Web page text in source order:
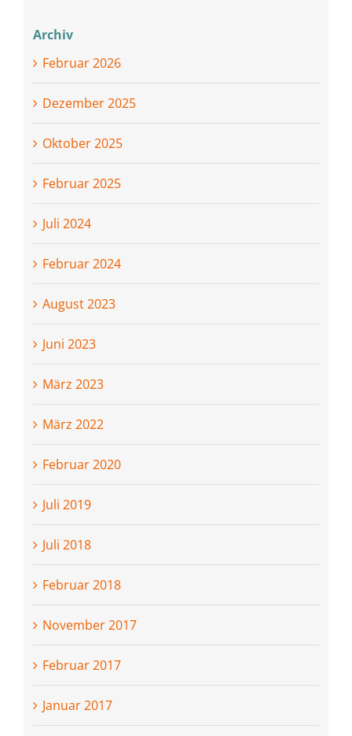
Archiv
Februar 2026
Dezember 2025
Oktober 2025
Februar 2025
Juli 2024
Februar 2024
August 2023
Juni 2023
März 2023
März 2022
Februar 2020
Juli 2019
Juli 2018
Februar 2018
November 2017
Februar 2017
Januar 2017